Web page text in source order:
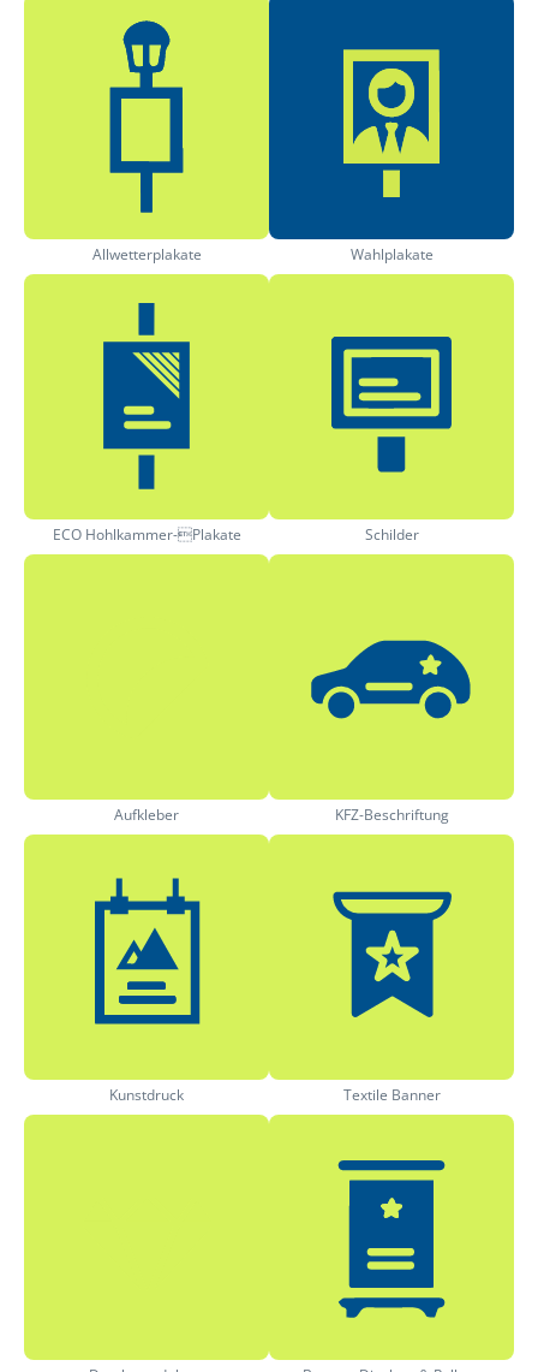
Allwetterplakate Wahlplakate
ECO Hohlkammer-Plakate Schilder
Aufkleber KFZ-Beschriftung
Kunstdruck Textile Banner